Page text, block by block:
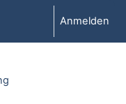
Anmelden